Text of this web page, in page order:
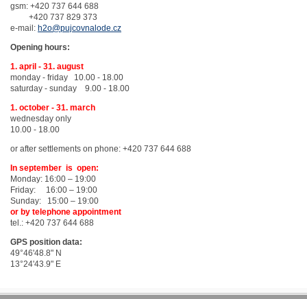
gsm: +420 737 644 688
+420 737 829 373
e-mail: h2o@pujcovnalode.cz
Opening hours:
1. april - 31. august
monday - friday 10.00 - 18.00
saturday - sunday 9.00 - 18.00
1. october - 31. march
wednesday only
10.00 - 18.00
or after settlements on phone: +420 737 644 688
In september is open:
Monday: 16:00 – 19:00
Friday: 16:00 – 19:00
Sunday: 15:00 – 19:00
or by telephone appointment
tel.: +420 737 644 688
GPS position data:
49°46'48.8" N
13°24'43.9" E